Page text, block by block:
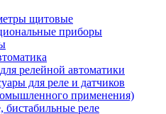
щитовые
приборы
релейной автоматики
для реле и датчиков
применения)
реле